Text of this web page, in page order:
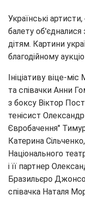
Українські
балету
дітям. Картини
благодійному
Ініціативу віце-
та співачки Анни
з боксу Віктор
тенісист
Євробачення"
Катерина
Національного
і її партнер
Бразильєро
співачка Наталя